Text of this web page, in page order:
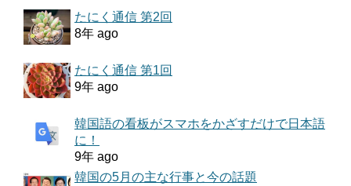
たにく通信 第2回
8年 ago
たにく通信 第1回
9年 ago
韓国語の看板がスマホをかざすだけで日本語
に！
9年 ago
韓国の5月の主な行事と今の話題